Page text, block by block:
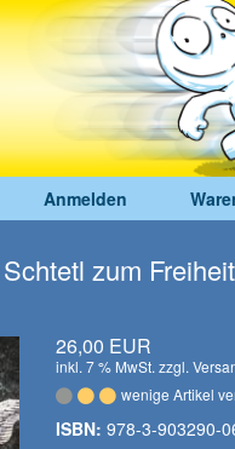
Anmelden
zum
26,00 EUR
inkl. 7 % MwSt. zzgl.
wenige Artikel
ISBN: 978-3-903290-